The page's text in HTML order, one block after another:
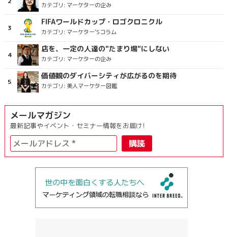
カテゴリ: マーケターの企み
FIFAワールドカップ・ロゴクロニクル
カテゴリ: マーケター’Sコラム
店を、一定の人達の"たまり場"にしない
カテゴリ: マーケターの企み
価値観のダイバーシティが広がるのを期待
カテゴリ: 美人マーケター図鑑
メールマガジン
最新記事やイベント・セミナー情報をお届け!